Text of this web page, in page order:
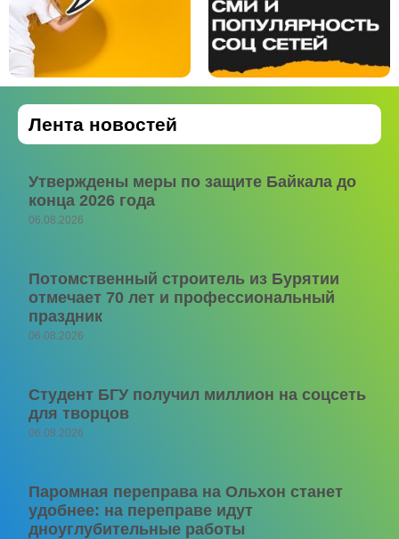
Лента новостей
Утверждены меры по защите Байкала до
конца 2026 года
06.08.2026
Потомственный строитель из Бурятии
отмечает 70 лет и профессиональный
праздник
06.08.2026
Студент БГУ получил миллион на соцсеть
для творцов
06.08.2026
Паромная переправа на Ольхон станет
удобнее: на переправе идут
дноуглубительные работы